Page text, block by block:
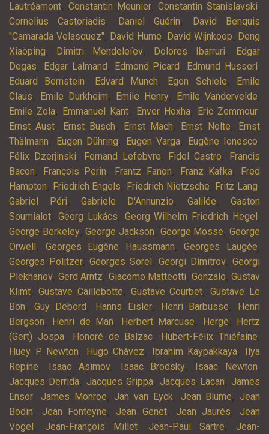
Lautréamont, Constantin Meunier,Constantin Stanislavski,
Cornelius Castoriadis, Daniel Guérin,
David Benquis
"Camarada Velasquez", David Hume, David Wijnkoop, Deng
Xiaoping, Dimitri Mendeleïev, Dolores Ibarruri,
Edgar
Degas, Edgar Lalmand , Edmond Picard , Edmund Husserl ,
Eduard Bernstein, Edvard Munch, Egon Schiele,
Emile
Claus, Emile Durkheim, Emile Henry, Emile Vandervelde,
Emile Zola, Emmanuel Kant, Enver Hoxha, Eric Zemmour,
Ernst Aust, Ernst Busch, Ernst Mach, Ernst Nolte,
Ernst
Thälmann, Eugen Dühring, Eugen Varga, Eugène Ionesco,
Félix Dzerjinski, Fernand Lefebvre, Fidel Castro,
Francis
Bacon, François Perin, Frantz Fanon, Franz Kafka,
Fred
Hampton, Friedrich Engels, Friedrich Nietzsche, Fritz Lang,
Gabriel Péri,Gabriele D'Annunzio,Galilée,Gaston
Soumialot, Georg Lukács, Georg Wilhelm Friedrich Hegel ,
George Berkeley,George Jackson, George Mosse,George
Orwell , Georges Eugène Haussmann,Georges Laugée,
Georges Politzer, Georges Sorel , Georgi Dimitrov, Georgi
Plekhanov,Gerd Arntz, Giacomo Matteotti, Gonzalo,Gustav
Klimt, Gustave Caillebotte, Gustave Courbet,Gustave Le
Bon, Guy Debord , Hanns Eisler, Henri Barbusse,
Henri
Bergson, Henri de Man, Herbert Marcuse, Hergé,
Hertz
(Gert) Jospa, Honoré de Balzac, Hubert-Félix Thiéfaine,
Huey P. Newton, Hugo Chàvez, Ibrahim Kaypakkaya,
Ilya
Repine, Isaac Asimov, Isaac Brodsky, Isaac Newton,
Jacques Derrida, Jacques Grippa, Jacques Lacan, James
Ensor, James Monroe, Jan van Eyck, Jean Blume, Jean
Bodin, Jean Fonteyne, Jean Genet, Jean Jaurès, Jean
Vogel , Jean-François Millet, Jean-Paul Sartre, Jean-